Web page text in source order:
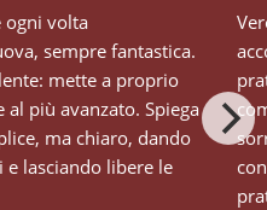
ogni volta
sempre fantastica.
mette a proprio
più avanzato. Spiega
ma chiaro, dando
lasciando libere le